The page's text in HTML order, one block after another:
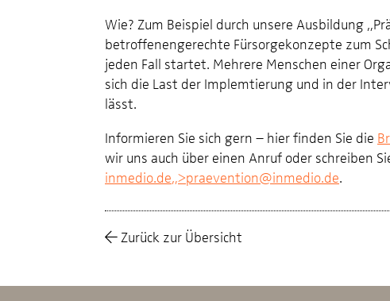
Wie? Zum Beispiel durch unsere Ausbildung
betroffenengerechte Fürsorgekonzepte zum
jeden Fall startet. Mehrere Menschen einer
sich die Last der Implemtierung und in der
lässt.
Informieren Sie sich gern – hier finden Sie die
wir uns auch über einen Anruf oder schreiben
inmedio.de„>praevention@inmedio.de.
Zurück zur Übersicht